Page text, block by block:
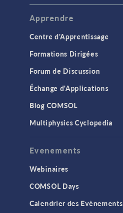
Apprendre
Centre d'Apprentissage
Formations Dirigées
Forum de Discussion
Échange d'Applications
Blog COMSOL
Multiphysics Cyclopedia
Evenements
Webinaires
COMSOL Days
Calendrier des Evènements